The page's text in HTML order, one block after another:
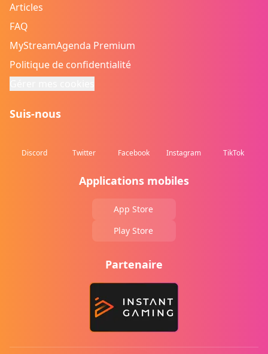
Articles
FAQ
MyStreamAgenda Premium
Politique de confidentialité
Suis-nous
Discord Twitter Facebook Instagram TikTok
Applications mobiles
App Store
Play Store
Partenaire